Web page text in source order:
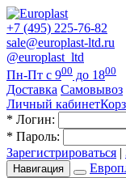
+7 (495) 225-76-82
sale@europlast-ltd.ru
@europlast_ltd
Пн-Пт с 900 до 1800
Доставка Самовывоз
Личный кабинет
* Логин:
* Пароль:
Зарегистрироваться |
Навигация